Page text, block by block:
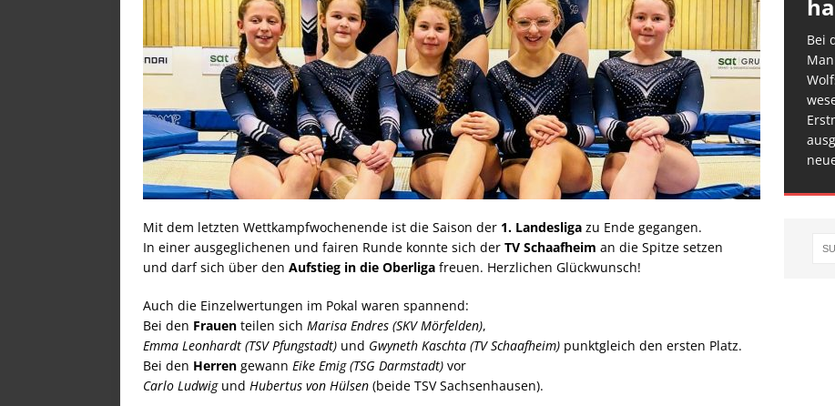
Mit dem letzten Wettkampfwochenende ist die Saison der 1. Landesliga zu Ende gegangen.
In einer ausgeglichenen und fairen Runde konnte sich der TV Schaafheim an die Spitze setzen
und darf sich über den Aufstieg in die Oberliga freuen. Herzlichen Glückwunsch!
Auch die Einzelwertungen im Pokal waren spannend:
Bei den Frauen teilen sich Marisa Endres (SKV Mörfelden),
Emma Leonhardt (TSV Pfungstadt) und Gwyneth Kaschta (TV Schaafheim) punktgleich den ersten Platz.
Bei den Herren gewann Eike Emig (TSG Darmstadt) vor
Carlo Ludwigund Hubertus von Hülsen (beide TSV Sachsenhausen).
Bei